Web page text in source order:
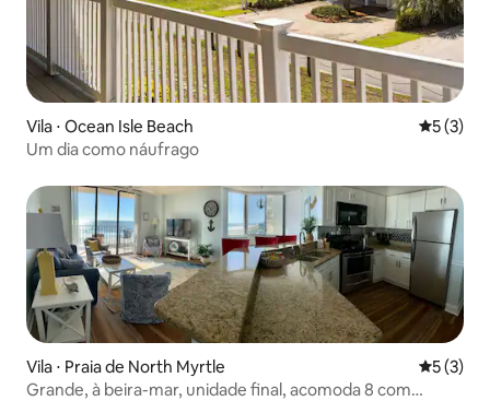
Vila ⋅ Ocean Isle Beach 5 de
5 (3)
Um dia como náufrago
Vila ⋅ Praia de North Myrtle 5 de
5 (3)
Grande, à beira-mar, unidade final, acomoda 8 com